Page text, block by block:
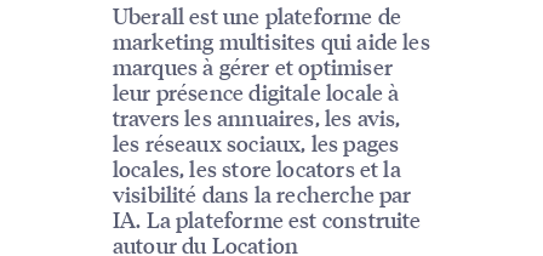
Uberall est une plateforme de
marketing multisites qui aide les
marques à gérer et optimiser
leur présence digitale locale à
travers les annuaires, les avis,
les réseaux sociaux, les pages
locales, les store locators et la
visibilité dans la recherche par
IA. La plateforme est construite
autour du Location